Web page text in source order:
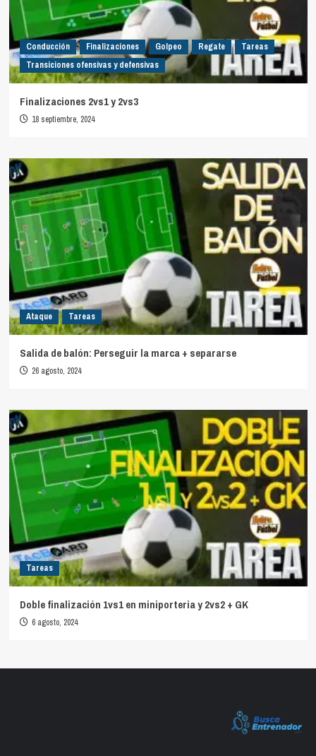
Conducción Finalizaciones Golpeo Regate
Tareas
Transiciones ofensivas y defensivas
Finalizaciones 2vs1 y 2vs3
18 septiembre, 2024
Ataque Tareas
Salida de balón: Perseguir la marca + separarse
26 agosto, 2024
Tareas
Doble finalización 1vs1 en miniporteria y 2vs2 + GK
6 agosto, 2024